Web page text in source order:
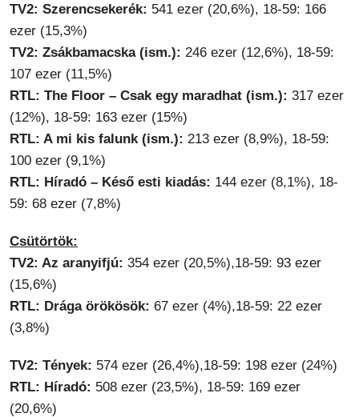
TV2: Szerencsekerék: 541 ezer (20,6%), 18-59: 166
ezer (15,3%)
TV2: Zsákbamacska (ism.): 246 ezer (12,6%), 18-59:
107 ezer (11,5%)
RTL: The Floor – Csak egy maradhat (ism.): 317 ezer
(12%), 18-59: 163 ezer (15%)
RTL: A mi kis falunk (ism.): 213 ezer (8,9%), 18-59:
100 ezer (9,1%)
RTL: Híradó – Késő esti kiadás: 144 ezer (8,1%), 18-
59: 68 ezer (7,8%)
Csütörtök:
TV2: Az aranyifjú: 354 ezer (20,5%),18-59: 93 ezer
(15,6%)
RTL: Drága örökösök: 67 ezer (4%),18-59: 22 ezer
(3,8%)
TV2: Tények: 574 ezer (26,4%),18-59: 198 ezer (24%)
RTL: Híradó: 508 ezer (23,5%), 18-59: 169 ezer
(20,6%)